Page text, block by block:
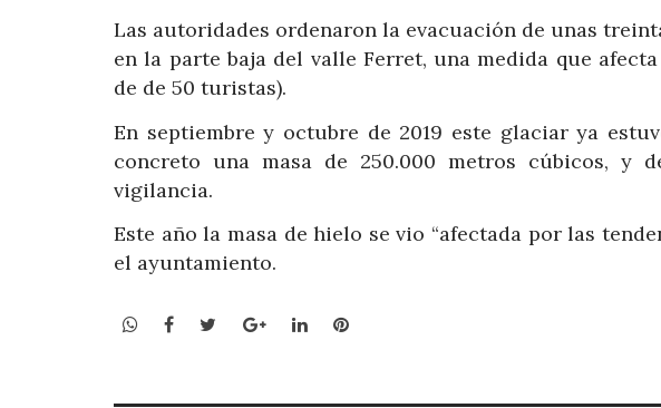
Las autoridades ordenaron la evacuación de unas
en la parte baja del valle Ferret, una medida que
de de 50 turistas).
En septiembre y octubre de 2019 este glaciar ya
concreto una masa de 250.000 metros cúbicos, y
vigilancia.
Este año la masa de hielo se vio “afectada por las
el ayuntamiento.
WhatsApp
Facebook
TwitterGoogle+LinkedInPinterest